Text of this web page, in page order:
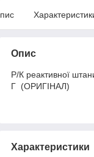
Опис
Р/К реактивної
Г (ОРИГІНАЛ)
Характеристики